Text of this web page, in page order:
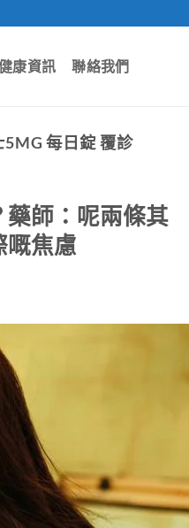
康資訊 聯絡我們
5MG 每日錠 覆診
藥師：呢兩條其
嘅焦慮